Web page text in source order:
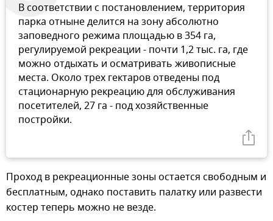
В соответствии с постановлением, территория
парка отныне делится на зону абсолютно
заповедного режима площадью в 354 га,
регулируемой рекреации - почти 1,2 тыс. га, где
можно отдыхать и осматривать живописные
места. Около трех гектаров отведены под
стационарную рекреацию для обслуживания
посетителей, 27 га - под хозяйственные
постройки.
Проход в рекреационные зоны остается свободным и
бесплатным, однако поставить палатку или развести
костер теперь можно не везде.